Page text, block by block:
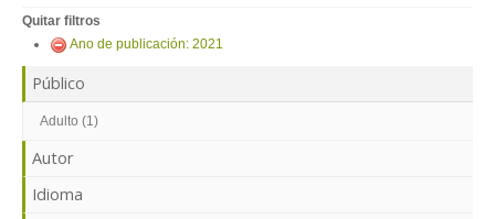
Quitar filtros
Ano de publicación: 2021
Público
Adulto (1)
Autor
Idioma